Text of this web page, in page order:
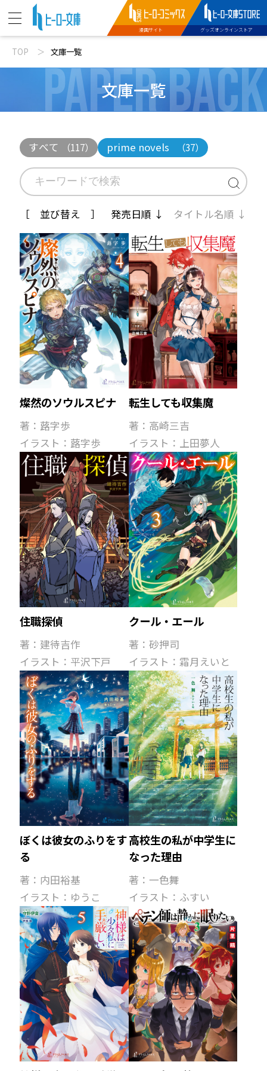
ニュース
文庫新刊
コミックス配信
特設サイト
ヒーロー文庫
ヒーローコミックス
漫画サイト グッズオンラインストア
TOP 文庫一覧
文庫一覧
PAPER BACK
すべて （117） prime novels （37）
［ 並び替え ］ 発売日順 ↓ タイトル名順 ↓
燦然のソウルスピナ
著：蕗字歩
イラスト：蕗字歩
転生しても収集魔
著：高崎三吉
イラスト：上田夢人
住職探偵
著：建待吉作
イラスト：平沢下戸
クール・エール
著：砂押司
イラスト：霜月えいと
ぼくは彼女のふりをす
る
著：内田裕基
イラスト：ゆうこ
高校生の私が中学生に
なった理由
著：一色舞
イラスト：ふすい